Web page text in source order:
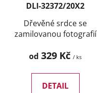
DLI-32372/20X2
Dřevěné srdce se
zamilovanou fotografií
od 329 Kč / ks
DETAIL